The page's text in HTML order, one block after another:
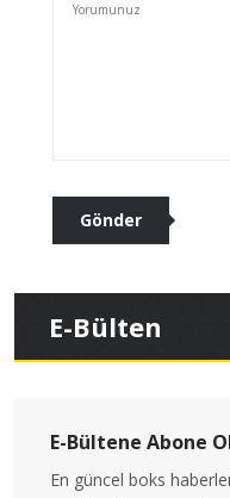
E-Bülten
E-Bültene Abone
En güncel boks